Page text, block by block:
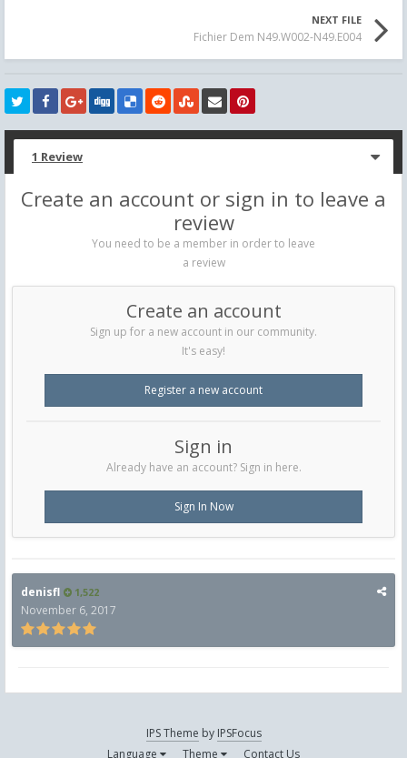
NEXT FILE
Fichier Dem N49.W002-N49.E004
1 Review
Create an account or sign in to leave a
review
You need to be a member in order to leave
a review
Create an account
Sign up for a new account in our community.
It's easy!
Register a new account
Sign in
Already have an account? Sign in here.
Sign In Now
denisfl 1,522
November 6, 2017
IPS Theme by IPSFocus
Language
Theme Contact Us